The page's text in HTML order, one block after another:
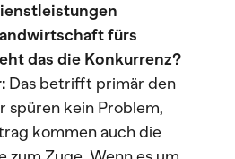
fürs
das die Konkurrenz?
Das betrifft primär den
spüren kein Problem,
kommen auch die